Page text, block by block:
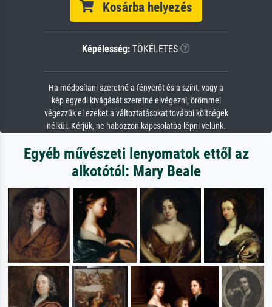
Kosárba helyezés
Képélesség: TÖKÉLETES
Ha módosítani szeretné a fényerőt és a színt, vagy a
kép egyedi kivágását szeretné elvégezni, örömmel
végezzük el ezeket a változtatásokat további költségek
nélkül. Kérjük, ne habozzon kapcsolatba lépni velünk.
Egyéb művészeti lenyomatok ettől az
alkotótól: Mary Beale